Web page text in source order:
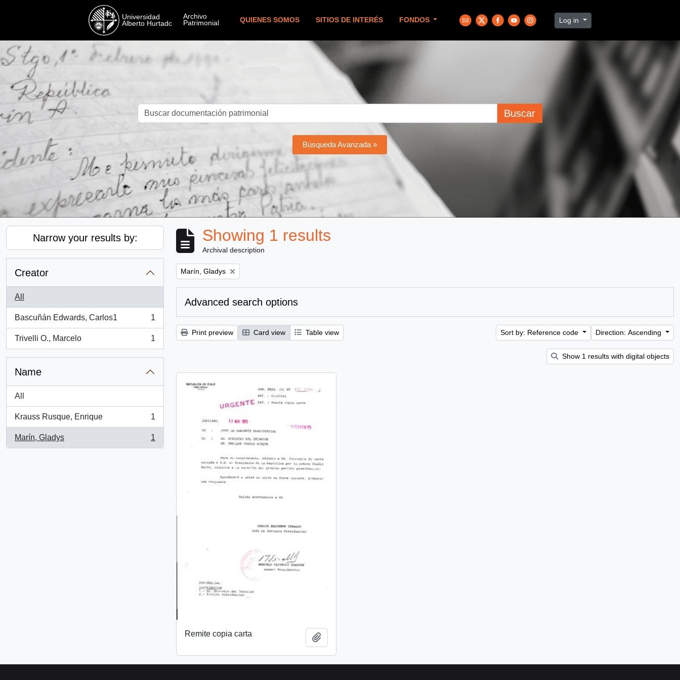
QUIENES SOMOS SITIOS DE INTERÉS FONDOS Log in
Buscar
Búsqueda Avanzada »
Narrow your results by:
Creator
All
Bascuñán Edwards, Carlos1
, 1 results
1
Trivelli O., Marcelo
, 1 results
1
Name
All
Krauss Rusque, Enrique
, 1 results
1
Marín, Gladys
, 1 results
1
Showing 1 results
Archival description
Remove filter:
Marín, Gladys
Advanced search options
Print preview Card view Table view Sort by: Reference code Direction: Ascending
Show 1 results with digital objects
Remite copia carta